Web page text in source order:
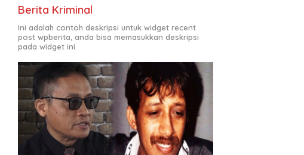
Berita Kriminal
Ini adalah contoh deskripsi untuk widget recent
post wpberita, anda bisa memasukkan deskripsi
pada widget ini.